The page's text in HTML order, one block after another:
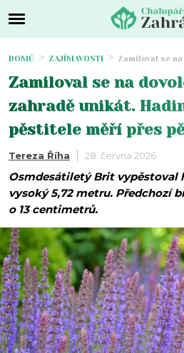
DOMŮ ZAJÍMAVOSTI Zamiloval se
Zamiloval se na
zahradě unikát.
pěstitele měří přes
Tereza Říha 28. června 2026
Osmdesátiletý Brit vypěstoval
vysoký 5,72 metru. Předchozí
o 13 centimetrů.